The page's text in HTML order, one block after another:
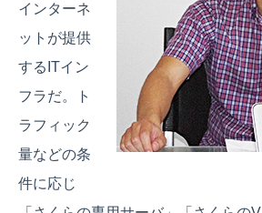
インターネ
ットが提供
するITイン
フラだ。ト
ラフィック
量などの条
件に応じ